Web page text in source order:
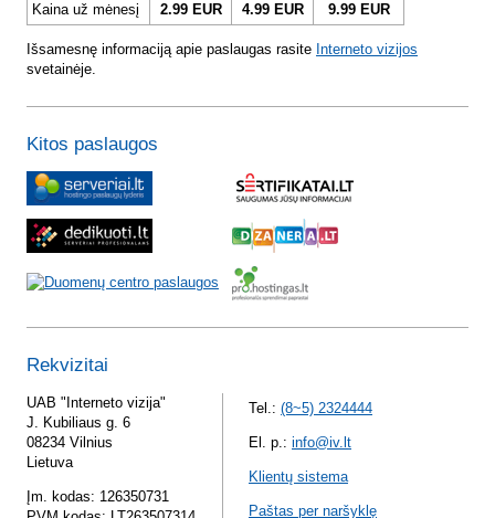
Kaina už mėnesį
2.99 EUR 4.99 EUR 9.99 EUR
Išsamesnę informaciją apie paslaugas rasite Interneto vizijos
svetainėje.
Kitos paslaugos
Rekvizitai
UAB "Interneto vizija"
J. Kubiliaus g. 6
08234 Vilnius
Lietuva
Įm. kodas: 126350731
Tel.: (8~5) 2324444
El. p.: info@iv.lt
Klientų sistema
Paštas per naršyklę